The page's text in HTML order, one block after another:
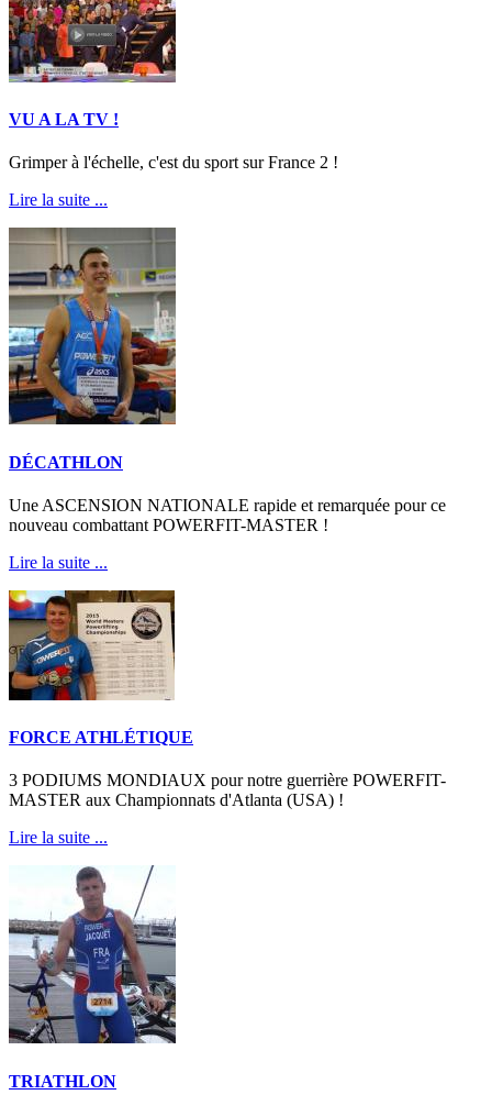
VU A LA TV !
Grimper à l'échelle, c'est du sport sur France 2 !
Lire la suite ...
DÉCATHLON
Une ASCENSION NATIONALE rapide et remarquée pour ce
nouveau combattant POWERFIT-MASTER !
Lire la suite ...
FORCE ATHLÉTIQUE
3 PODIUMS MONDIAUX pour notre guerrière POWERFIT-
MASTER aux Championnats d'Atlanta (USA) !
Lire la suite ...
TRIATHLON